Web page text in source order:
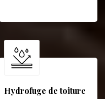
Hydrofuge de toiture